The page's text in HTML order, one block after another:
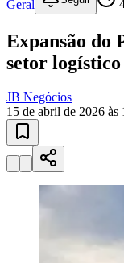
Bragantino
10 anos de JBnovo
Esportes ao
atualizadas
Paulistão, Brasileirão,
real, classificação e
Acompanhar